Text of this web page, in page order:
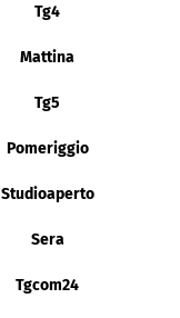
Tg4
Mattina
Tg5
Pomeriggio
Studioaperto
Sera
Tgcom24